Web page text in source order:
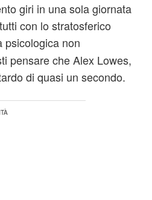
giri in una sola giornata
con lo stratosferico
psicologica non
pensare che Alex Lowes,
di quasi un secondo.